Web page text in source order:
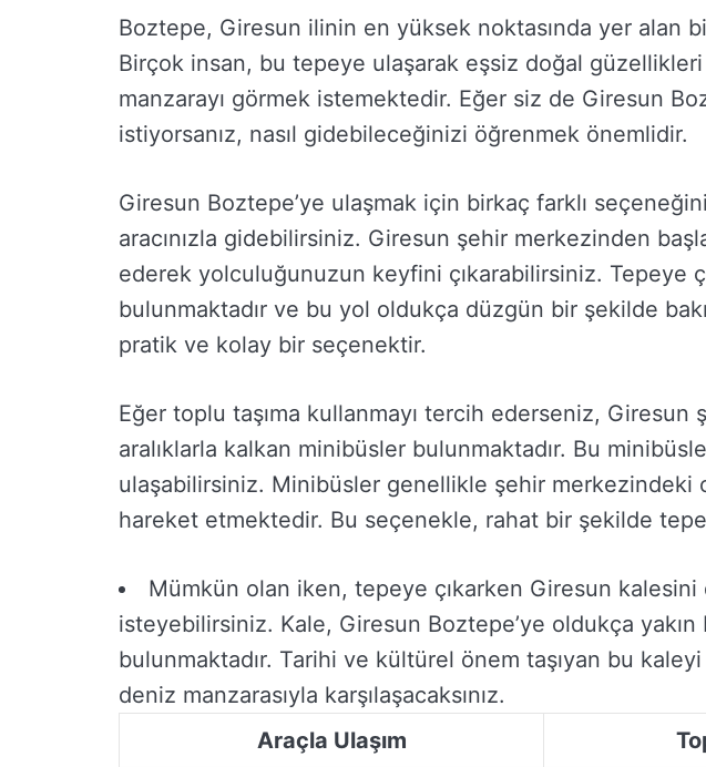
Boztepe, Giresun ilinin en yüksek noktasında yer alan
Birçok insan, bu tepeye ulaşarak eşsiz doğal
manzarayı görmek istemektedir. Eğer siz de Giresun
istiyorsanız, nasıl gidebileceğinizi öğrenmek önemlidir.
Giresun Boztepe’ye ulaşmak için birkaç farklı
aracınızla gidebilirsiniz. Giresun şehir merkezinden
ederek yolculuğunuzun keyfini çıkarabilirsiniz. Tepeye
bulunmaktadır ve bu yol oldukça düzgün bir şekilde
pratik ve kolay bir seçenektir.
Eğer toplu taşıma kullanmayı tercih ederseniz, Giresun
aralıklarla kalkan minibüsler bulunmaktadır. Bu
ulaşabilirsiniz. Minibüsler genellikle şehir merkezindeki
hareket etmektedir. Bu seçenekle, rahat bir şekilde
Mümkün olan iken, tepeye çıkarken Giresun
isteyebilirsiniz. Kale, Giresun Boztepe’ye oldukça yakın
bulunmaktadır. Tarihi ve kültürel önem taşıyan bu
deniz manzarasıyla karşılaşacaksınız.
Araçla Ulaşım